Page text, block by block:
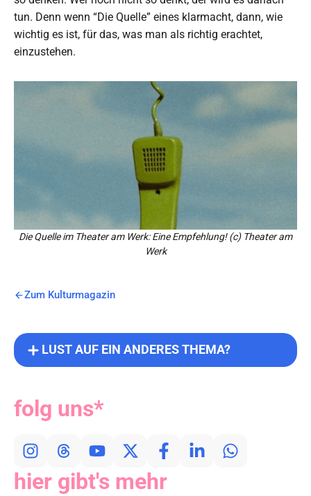
tun. Denn wenn “Die Quelle” eines klarmacht, dann, wie
wichtig es ist, für das, was man als richtig erachtet,
einzustehen.
Die Quelle im Theater am Werk: Eine Empfehlung! (c) Theater am
Werk
Zum Kulturmagazin
hier gibt's mehr
folg uns*
LUST AUF EIN ANDERES THEMA?